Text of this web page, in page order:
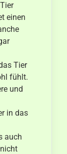
einen
Tier
fühlt.
und
in das
auch